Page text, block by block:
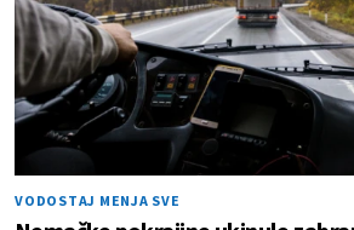
VODOSTAJ MENJA SVE